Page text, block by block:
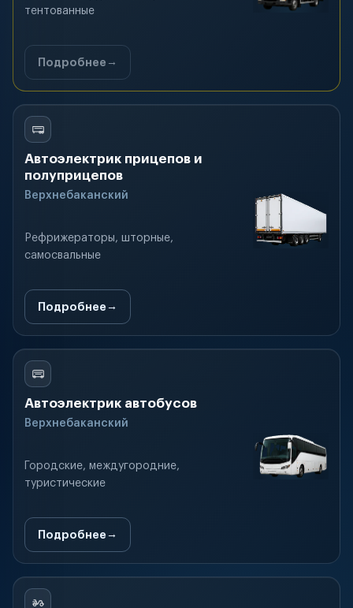
тентованные
Подробнее
Автоэлектрик прицепов и
полуприцепов
Верхнебаканский
Рефрижераторы, шторные,
самосвальные
Подробнее
Автоэлектрик автобусов
Верхнебаканский
Городские, междугородние,
туристические
Подробнее